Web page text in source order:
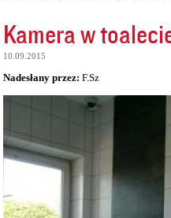
Kamera w
10.09.2015
Nadesłany przez: F.Sz